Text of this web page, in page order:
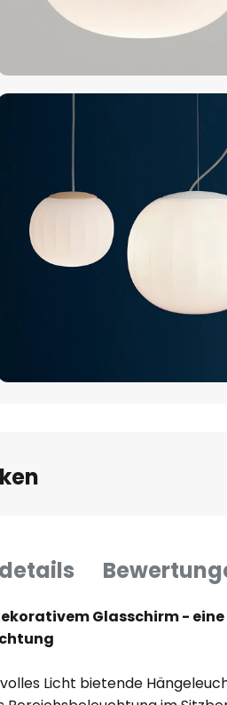
Glasschirm - eine
Licht bietende